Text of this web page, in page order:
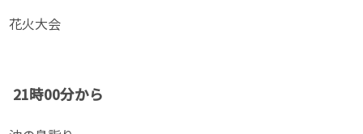
花火大会
21時00分から